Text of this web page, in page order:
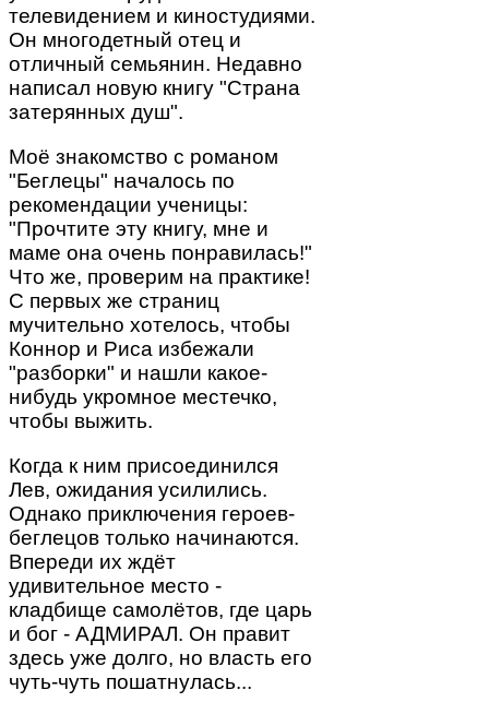
телевидением и киностудиями.
Он многодетный отец и
отличный семьянин. Недавно
написал новую книгу "Страна
затерянных душ".
Моё знакомство с романом
"Беглецы" началось по
рекомендации ученицы:
"Прочтите эту книгу, мне и
маме она очень понравилась!"
Что же, проверим на практике!
С первых же страниц
мучительно хотелось, чтобы
Коннор и Риса избежали
"разборки" и нашли какое-
нибудь укромное местечко,
чтобы выжить.
Когда к ним присоединился
Лев, ожидания усилились.
Однако приключения героев-
беглецов только начинаются.
Впереди их ждёт
удивительное место -
кладбище самолётов, где царь
и бог - АДМИРАЛ. Он правит
здесь уже долго, но власть его
чуть-чуть пошатнулась...